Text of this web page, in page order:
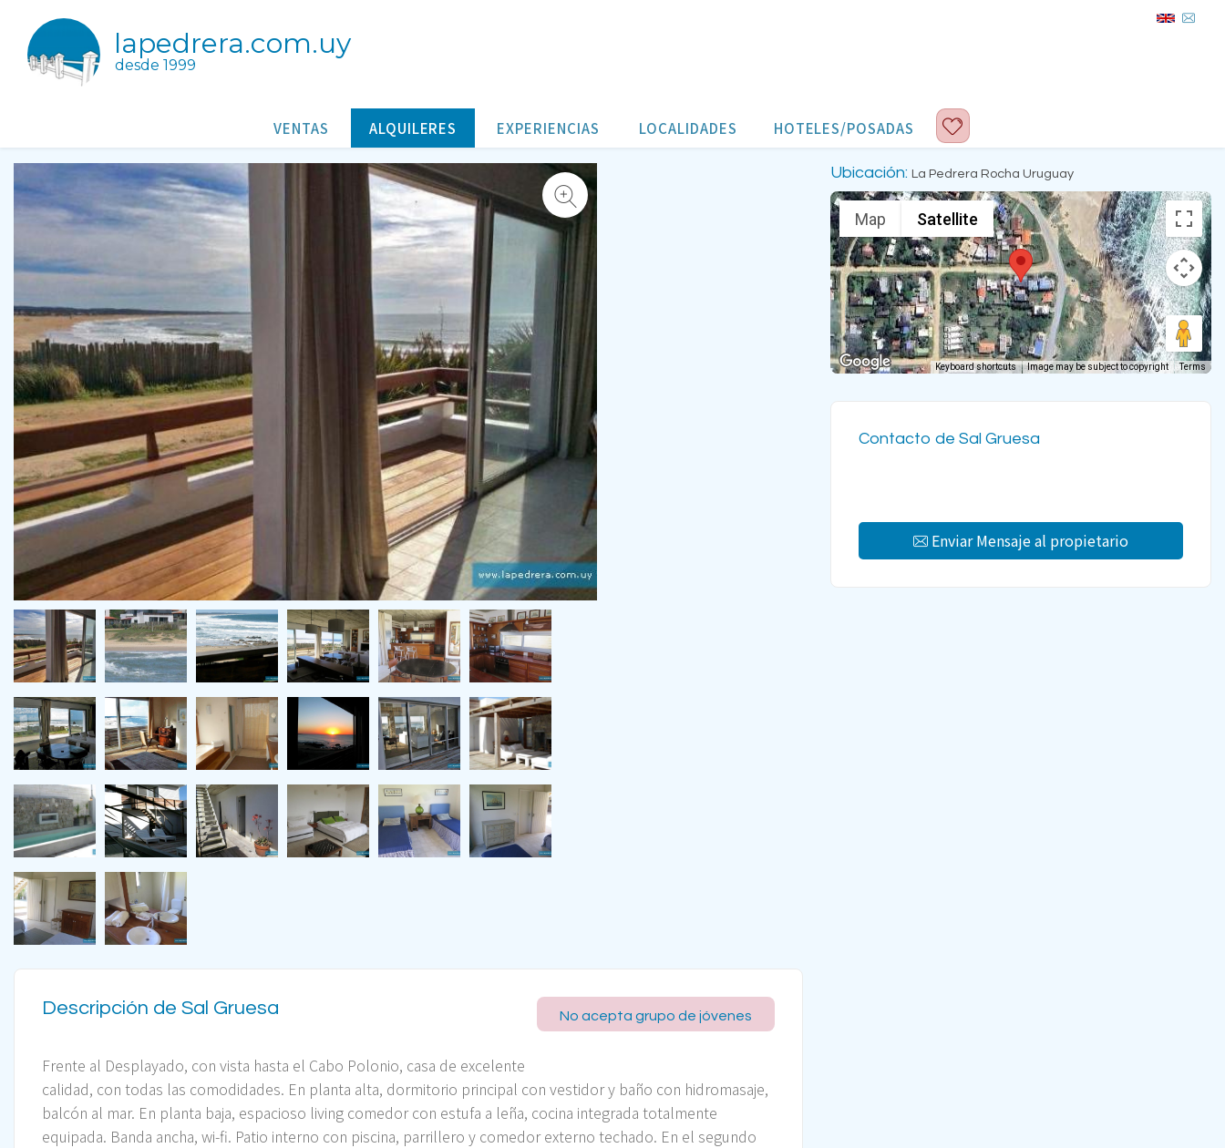
lapedrera.com.uy
desde 1999
VENTAS ALQUILERES EXPERIENCIAS LOCALIDADES HOTELES/POSADAS
Sal Gruesa
No acepta grupo de jóvenes
Descripción de Sal Gruesa
Frente al Desplayado, con vista hasta el Cabo Polonio, casa de excelente
calidad, con todas las comodidades. En planta alta, dormitorio principal con vestidor y baño con hidromasaje,
balcón al mar. En planta baja, espacioso living comedor con estufa a leña, cocina integrada totalmente
equipada. Banda ancha, wi-fi. Patio interno con piscina, parrillero y comedor externo techado. En el segundo
Ubicación: La Pedrera Rocha Uruguay
Map Satellite
Keyboard shortcuts Image may be subject to copyright Terms
Contacto de Sal Gruesa
Enviar Mensaje al propietario